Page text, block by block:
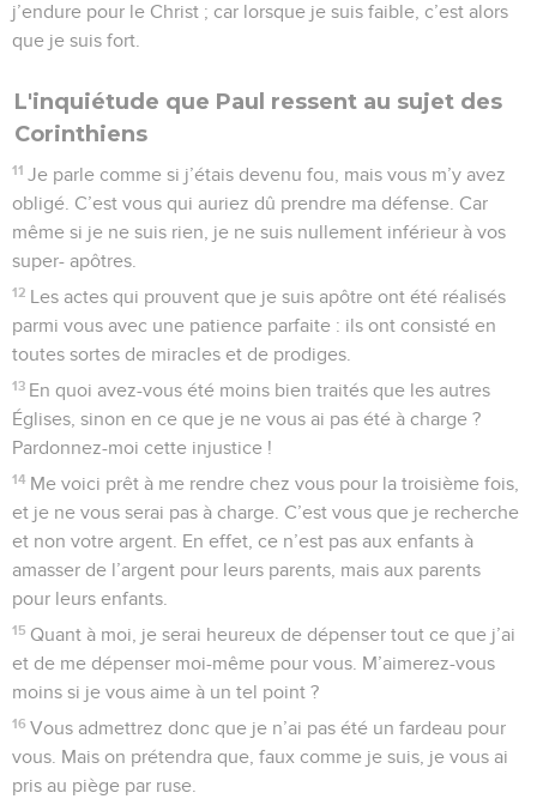
j’endure pour le Christ ; car lorsque je suis faible, c’est alors
que je suis fort.
L'inquiétude que Paul ressent au sujet des
Corinthiens
11 Je parle comme si j’étais devenu fou, mais vous m’y avez
obligé. C’est vous qui auriez dû prendre ma défense. Car
même si je ne suis rien, je ne suis nullement inférieur à vos
super- apôtres.
12 Les actes qui prouvent que je suis apôtre ont été réalisés
parmi vous avec une patience parfaite : ils ont consisté en
toutes sortes de miracles et de prodiges.
13 En quoi avez-vous été moins bien traités que les autres
Églises, sinon en ce que je ne vous ai pas été à charge ?
Pardonnez-moi cette injustice !
14 Me voici prêt à me rendre chez vous pour la troisième fois,
et je ne vous serai pas à charge. C’est vous que je recherche
et non votre argent. En effet, ce n’est pas aux enfants à
amasser de l’argent pour leurs parents, mais aux parents
pour leurs enfants.
15 Quant à moi, je serai heureux de dépenser tout ce que j’ai
et de me dépenser moi-même pour vous. M’aimerez-vous
moins si je vous aime à un tel point ?
16 Vous admettrez donc que je n’ai pas été un fardeau pour
vous. Mais on prétendra que, faux comme je suis, je vous ai
pris au piège par ruse.